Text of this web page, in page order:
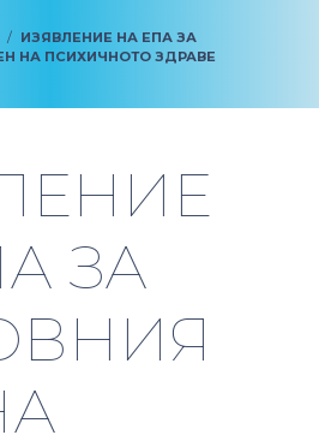
/ ИЗЯВЛЕНИЕ НА ЕПА ЗА
НА ПСИХИЧНОТО ЗДРАВЕ
ЗА